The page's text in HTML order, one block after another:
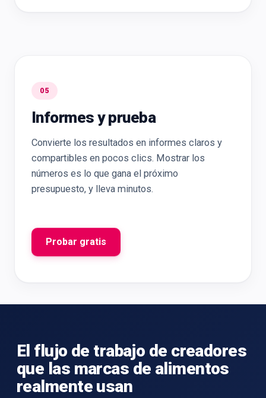
05
Informes y prueba
Convierte los resultados en informes claros y
compartibles en pocos clics. Mostrar los
números es lo que gana el próximo
presupuesto, y lleva minutos.
Probar gratis
El flujo de trabajo de creadores
que las marcas de alimentos
realmente usan